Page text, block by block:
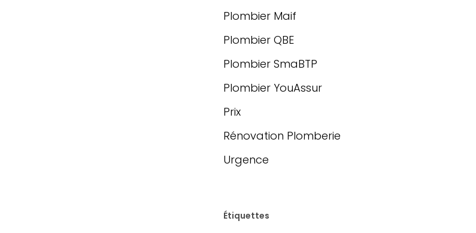
Plombier Maif
Plombier QBE
Plombier SmaBTP
Plombier YouAssur
Prix
Rénovation Plomberie
Urgence
Étiquettes